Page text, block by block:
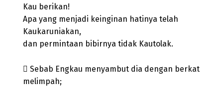
Kau berikan!
Apa yang menjadi keinginan hatinya telah
Kaukaruniakan,
dan permintaan bibirnya tidak Kautolak.
 Sebab Engkau menyambut dia dengan berkat
melimpah;